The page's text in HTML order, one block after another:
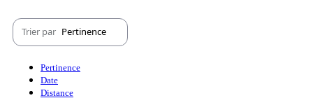
Trier par Pertinence
Pertinence
Date
Distance